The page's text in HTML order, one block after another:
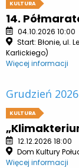
KULTURA
14.
04.10.2026 10:00
Start: Błonie, ul.
Karlickiego)
Więcej informacji
Grudzień 2026
KULTURA
12.12.2026 18:00
Dom Kultury
Więcej informacji